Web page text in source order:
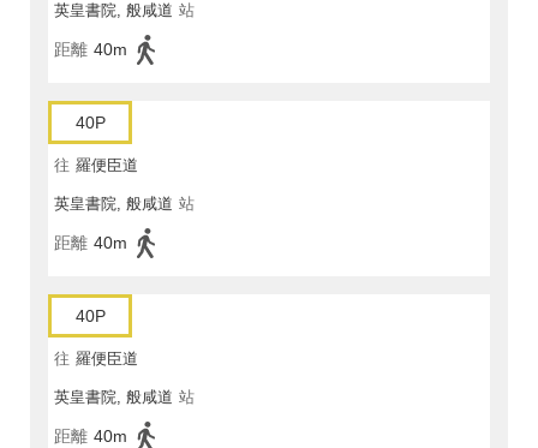
英皇書院, 般咸道 站
距離 40m
40P
往 羅便臣道
英皇書院, 般咸道 站
距離 40m
40P
往 羅便臣道
英皇書院, 般咸道 站
距離 40m